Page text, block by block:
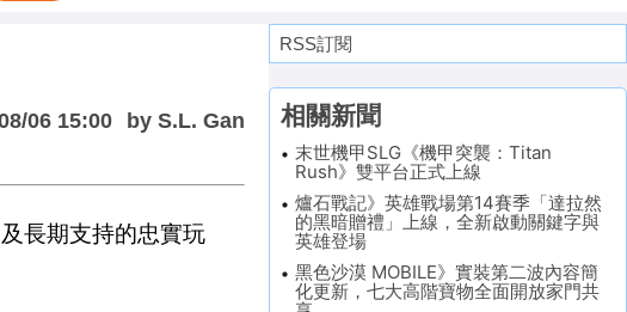
06 15:00 by S.L. Gan
長期支持的忠實玩
RSS訂閱
相關新聞
末世機甲SLG《機甲突襲：Titan
Rush》雙平台正式上線
爐石戰記》英雄戰場第14賽季「達拉然
的黑暗贈禮」上線，全新啟動關鍵字與
英雄登場
黑色沙漠 MOBILE》實裝第二波內容簡
化更新，七大高階寶物全面開放家門共